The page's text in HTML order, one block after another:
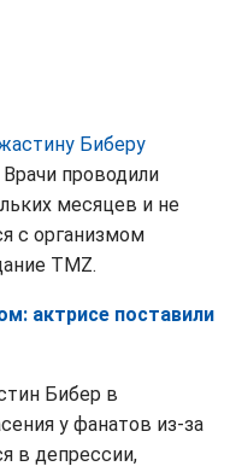
Биберу
проводили
месяцев и не
с организмом
TMZ.
актрисе поставили
Бибер в
у фанатов из-за
в депрессии,